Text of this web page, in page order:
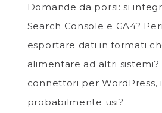
Domande da porsi: si
Search Console e GA4?
esportare dati in formati
alimentare ad altri
connettori per WordPress,
probabilmente usi?